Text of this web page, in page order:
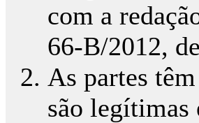
com a
66-B/2012,
As partes
são legítimas